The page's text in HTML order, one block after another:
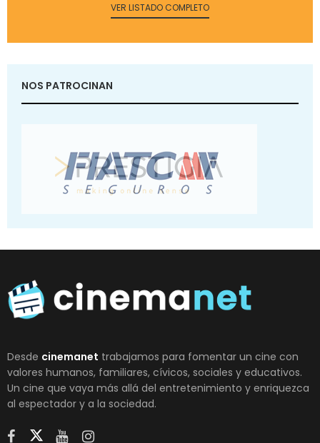
VER LISTADO COMPLETO
NOS PATROCINAN
Desde cinemanet trabajamos para fomentar un cine con
valores humanos, familiares, cívicos, sociales y educativos.
Un cine que vaya más allá del entretenimiento y enriquezca
al espectador y a la sociedad.